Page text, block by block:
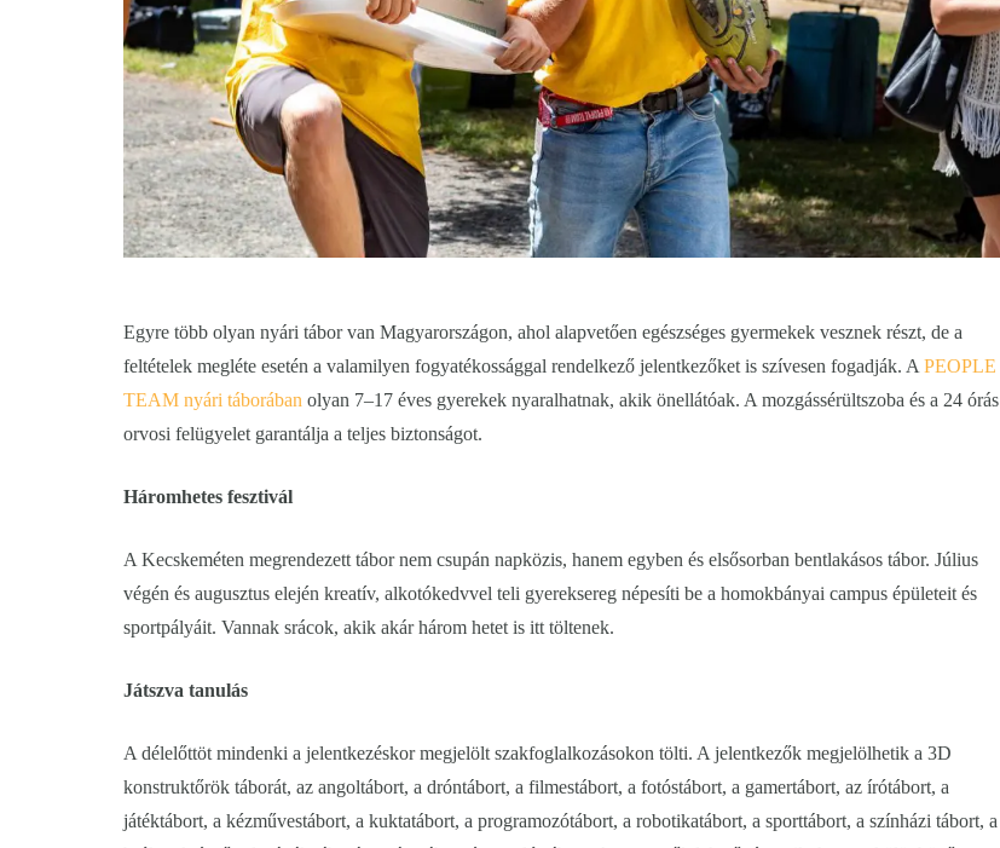
Egyre több olyan nyári tábor van Magyarországon, ahol alapvetően egészséges gyermekek vesznek részt, de a
feltételek megléte esetén a valamilyen fogyatékossággal rendelkező jelentkezőket is szívesen fogadják. A PEOPLE
TEAM nyári táborában olyan 7–17 éves gyerekek nyaralhatnak, akik önellátóak. A mozgássérültszoba és a 24 órás
orvosi felügyelet garantálja a teljes biztonságot.
Háromhetes fesztivál
A Kecskeméten megrendezett tábor nem csupán napközis, hanem egyben és elsősorban bentlakásos tábor. Július
végén és augusztus elején kreatív, alkotókedvvel teli gyereksereg népesíti be a homokbányai campus épületeit és
sportpályáit. Vannak srácok, akik akár három hetet is itt töltenek.
Játszva tanulás
A délelőttöt mindenki a jelentkezéskor megjelölt szakfoglalkozásokon tölti. A jelentkezők megjelölhetik a 3D
konstruktőrök táborát, az angoltábort, a dróntábort, a filmestábort, a fotóstábort, a gamertábort, az írótábort, a
játéktábort, a kézművestábort, a kuktatábort, a programozótábort, a robotikatábort, a sporttábort, a színházi tábort, a